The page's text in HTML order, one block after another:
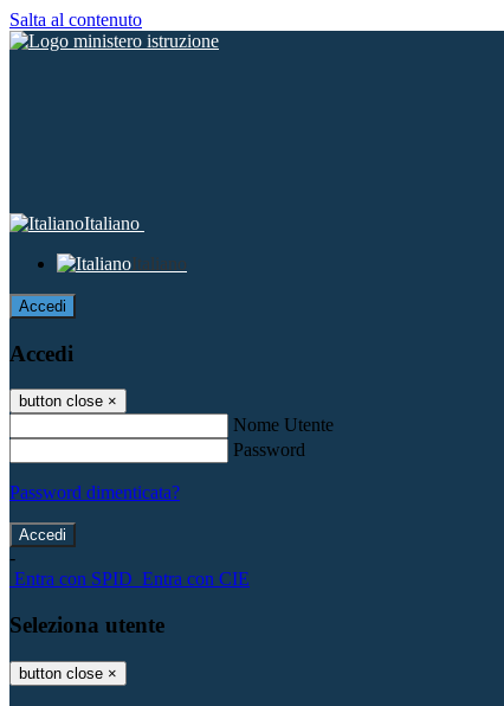
Salta al contenuto
Italiano
Italiano
Accedi
Accedi
button close ×
Nome Utente
Password
Password dimenticata?
-
Entra con SPID Entra con CIE
Seleziona utente
button close ×